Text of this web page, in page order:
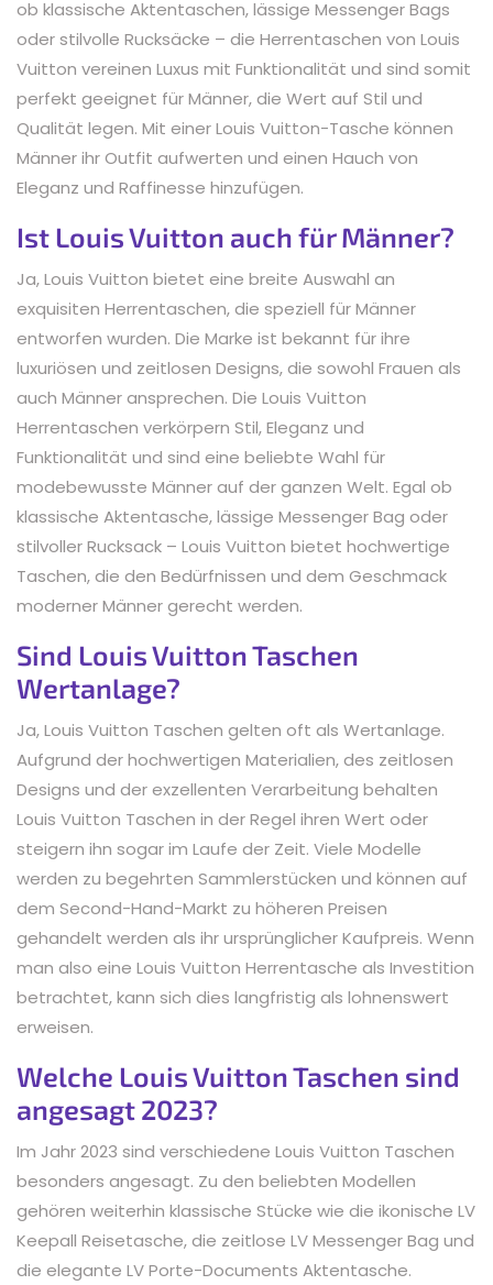
ob klassische Aktentaschen, lässige Messenger Bags
oder stilvolle Rucksäcke – die Herrentaschen von Louis
Vuitton vereinen Luxus mit Funktionalität und sind somit
perfekt geeignet für Männer, die Wert auf Stil und
Qualität legen. Mit einer Louis Vuitton-Tasche können
Männer ihr Outfit aufwerten und einen Hauch von
Eleganz und Raffinesse hinzufügen.
Ist Louis Vuitton auch für Männer?
Ja, Louis Vuitton bietet eine breite Auswahl an
exquisiten Herrentaschen, die speziell für Männer
entworfen wurden. Die Marke ist bekannt für ihre
luxuriösen und zeitlosen Designs, die sowohl Frauen als
auch Männer ansprechen. Die Louis Vuitton
Herrentaschen verkörpern Stil, Eleganz und
Funktionalität und sind eine beliebte Wahl für
modebewusste Männer auf der ganzen Welt. Egal ob
klassische Aktentasche, lässige Messenger Bag oder
stilvoller Rucksack – Louis Vuitton bietet hochwertige
Taschen, die den Bedürfnissen und dem Geschmack
moderner Männer gerecht werden.
Sind Louis Vuitton Taschen
Wertanlage?
Ja, Louis Vuitton Taschen gelten oft als Wertanlage.
Aufgrund der hochwertigen Materialien, des zeitlosen
Designs und der exzellenten Verarbeitung behalten
Louis Vuitton Taschen in der Regel ihren Wert oder
steigern ihn sogar im Laufe der Zeit. Viele Modelle
werden zu begehrten Sammlerstücken und können auf
dem Second-Hand-Markt zu höheren Preisen
gehandelt werden als ihr ursprünglicher Kaufpreis. Wenn
man also eine Louis Vuitton Herrentasche als Investition
betrachtet, kann sich dies langfristig als lohnenswert
erweisen.
Welche Louis Vuitton Taschen sind
angesagt 2023?
Im Jahr 2023 sind verschiedene Louis Vuitton Taschen
besonders angesagt. Zu den beliebten Modellen
gehören weiterhin klassische Stücke wie die ikonische LV
Keepall Reisetasche, die zeitlose LV Messenger Bag und
die elegante LV Porte-Documents Aktentasche.